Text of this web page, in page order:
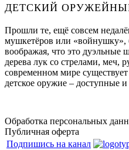
ДЕТСКИЙ
Прошли те, ещё совсем
мушкетёров или
воображая, что это дуэльные
дерева лук со стрелами, меч,
современном мире
детское оружие – доступные
Обработка персональных
Публичная оферта
Подпишись на канал